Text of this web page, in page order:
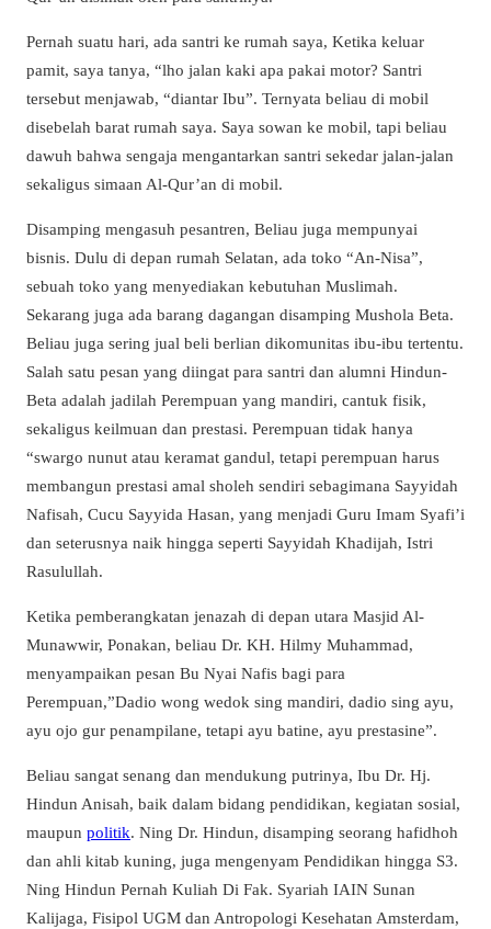
Pernah suatu hari, ada santri ke rumah saya, Ketika keluar
pamit, saya tanya, “lho jalan kaki apa pakai motor? Santri
tersebut menjawab, “diantar Ibu”. Ternyata beliau di mobil
disebelah barat rumah saya. Saya sowan ke mobil, tapi beliau
dawuh bahwa sengaja mengantarkan santri sekedar jalan-jalan
sekaligus simaan Al-Qur’an di mobil.
Disamping mengasuh pesantren, Beliau juga mempunyai
bisnis. Dulu di depan rumah Selatan, ada toko “An-Nisa”,
sebuah toko yang menyediakan kebutuhan Muslimah.
Sekarang juga ada barang dagangan disamping Mushola Beta.
Beliau juga sering jual beli berlian dikomunitas ibu-ibu tertentu.
Salah satu pesan yang diingat para santri dan alumni Hindun-
Beta adalah jadilah Perempuan yang mandiri, cantuk fisik,
sekaligus keilmuan dan prestasi. Perempuan tidak hanya
“swargo nunut atau keramat gandul, tetapi perempuan harus
membangun prestasi amal sholeh sendiri sebagimana Sayyidah
Nafisah, Cucu Sayyida Hasan, yang menjadi Guru Imam Syafi’i
dan seterusnya naik hingga seperti Sayyidah Khadijah, Istri
Rasulullah.
Ketika pemberangkatan jenazah di depan utara Masjid Al-
Munawwir, Ponakan, beliau Dr. KH. Hilmy Muhammad,
menyampaikan pesan Bu Nyai Nafis bagi para
Perempuan,”Dadio wong wedok sing mandiri, dadio sing ayu,
ayu ojo gur penampilane, tetapi ayu batine, ayu prestasine”.
Beliau sangat senang dan mendukung putrinya, Ibu Dr. Hj.
Hindun Anisah, baik dalam bidang pendidikan, kegiatan sosial,
maupun politik. Ning Dr. Hindun, disamping seorang hafidhoh
dan ahli kitab kuning, juga mengenyam Pendidikan hingga S3.
Ning Hindun Pernah Kuliah Di Fak. Syariah IAIN Sunan
Kalijaga, Fisipol UGM dan Antropologi Kesehatan Amsterdam,